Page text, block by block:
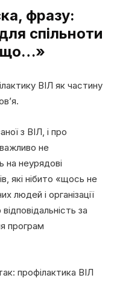
фразу:
спільноти
ВІЛ як частину
з ВІЛ, і про
не
на неурядові
які нібито «щось не
людей і організації
за
програм
профілактика ВІЛ